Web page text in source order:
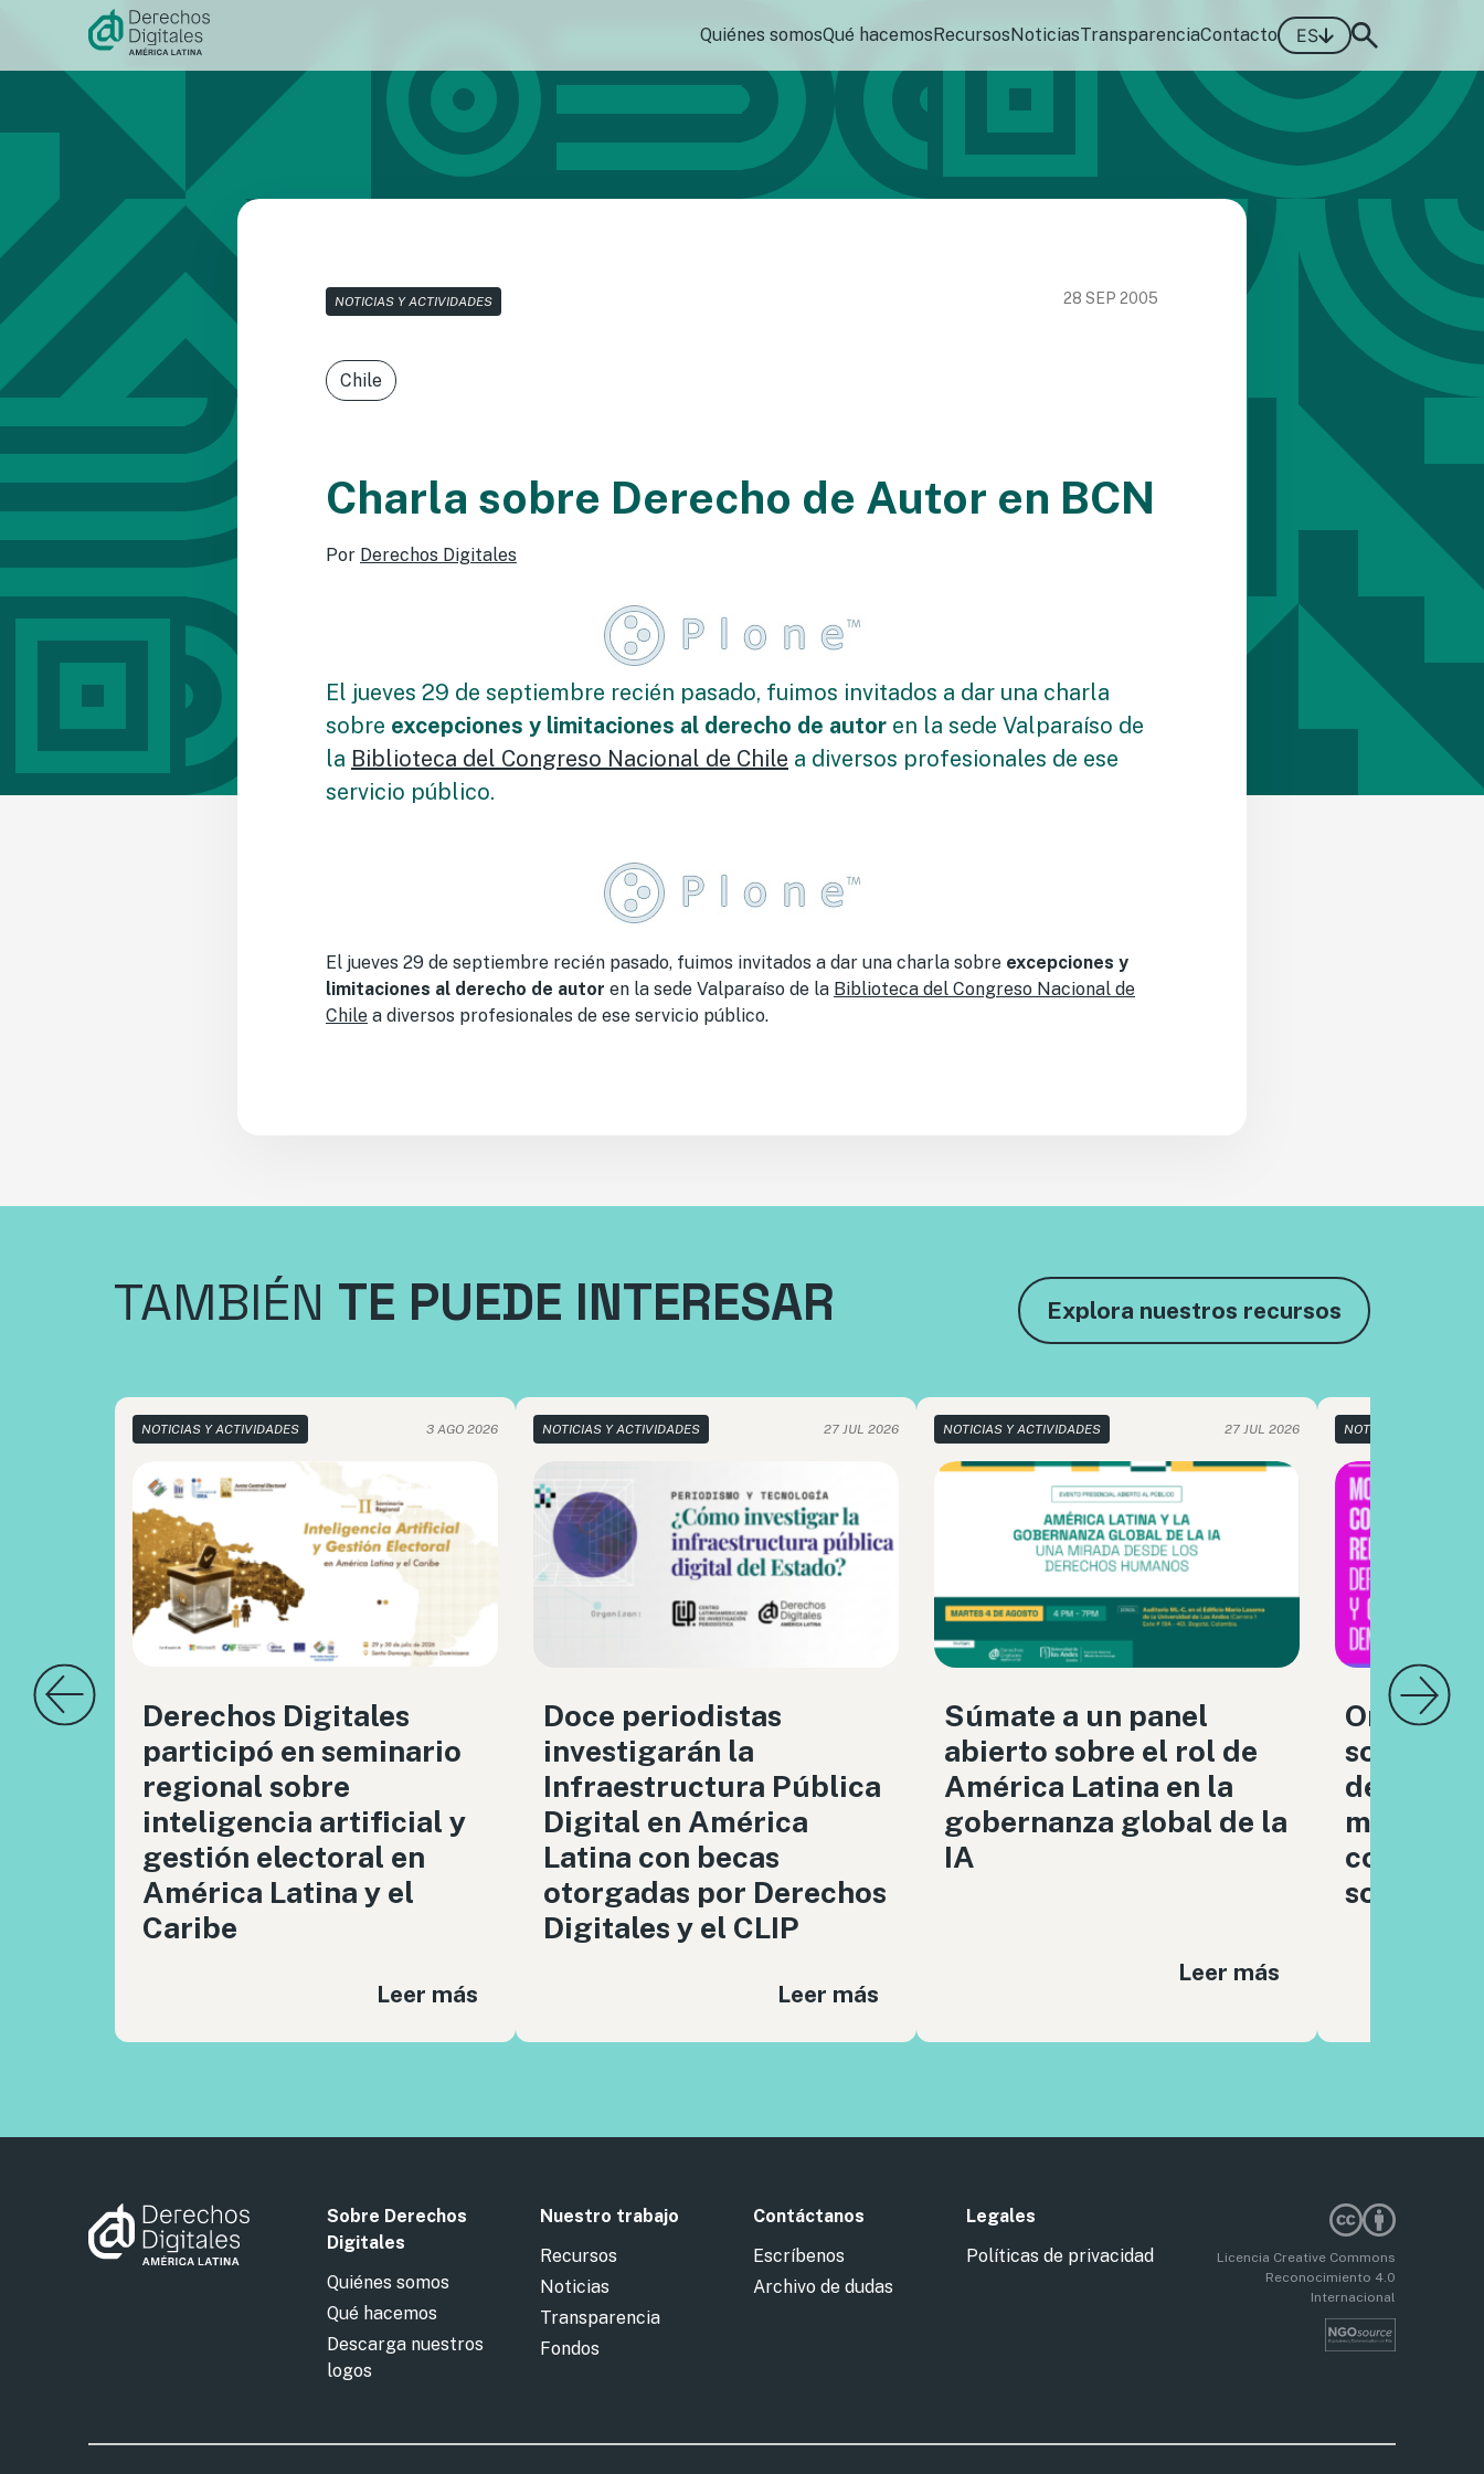
contenido
Quiénes somosQué hacemosRecursosNoticiasTransparenciaContacto ES
NOTICIAS Y ACTIVIDADES 28 SEP 2005
Chile
Charla sobre Derecho de Autor en BCN
Por Derechos Digitales
El jueves 29 de septiembre recién pasado, fuimos invitados a dar una charla
sobre excepciones y limitaciones al derecho de autor en la sede Valparaíso de
la Biblioteca del Congreso Nacional de Chile a diversos profesionales de ese
servicio público.
El jueves 29 de septiembre recién pasado, fuimos invitados a dar una charla sobre excepciones y
limitaciones al derecho de autor en la sede Valparaíso de la Biblioteca del Congreso Nacional de
Chile a diversos profesionales de ese servicio público.
TAMBIÉN TE PUEDE INTERESAR Explora nuestros recursos
NOTICIAS Y ACTIVIDADES 3 AGO 2026
Derechos Digitales
participó en seminario
regional sobre
inteligencia artificial y
gestión electoral en
América Latina y el
Caribe
Leer más
NOTICIAS Y ACTIVIDADES 27 JUL 2026
Doce periodistas
investigarán la
Infraestructura Pública
Digital en América
Latina con becas
otorgadas por Derechos
Digitales y el CLIP
Leer más
NOTICIAS Y ACTIVIDADES 27 JUL 2026
Súmate a un panel
abierto sobre el rol de
América Latina en la
gobernanza global de la
IA
Leer más
NOTICIAS Y
sociedad
sociales
Sobre Derechos
Digitales
Quiénes somos
Qué hacemos
Descarga nuestros
logos
Nuestro trabajo
Recursos
Noticias
Transparencia
Fondos
Contáctanos
Escríbenos
Archivo de dudas
Legales
Políticas de privacidad
Licencia Creative Commons
Reconocimiento 4.0
Internacional